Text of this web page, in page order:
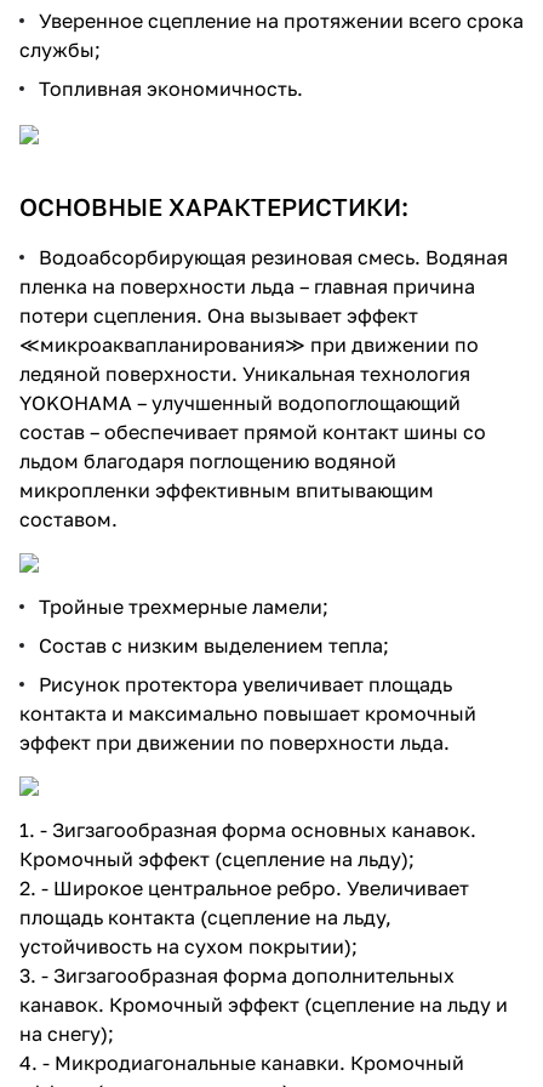
Уверенное сцепление на протяжении всего срока
службы;
Топливная экономичность.
ОСНОВНЫЕ ХАРАКТЕРИСТИКИ:
Водоабсорбирующая резиновая смесь. Водяная
пленка на поверхности льда – главная причина
потери сцепления. Она вызывает эффект
≪микроаквапланирования≫ при движении по
ледяной поверхности. Уникальная технология
YOKOHAMA – улучшенный водопоглощающий
состав – обеспечивает прямой контакт шины со
льдом благодаря поглощению водяной
микропленки эффективным впитывающим
составом.
Тройные трехмерные ламели;
Состав с низким выделением тепла;
Рисунок протектора увеличивает площадь
контакта и максимально повышает кромочный
эффект при движении по поверхности льда.
1. - Зигзагообразная форма основных канавок.
Кромочный эффект (сцепление на льду);
2. - Широкое центральное ребро. Увеличивает
площадь контакта (сцепление на льду,
устойчивость на сухом покрытии);
3. - Зигзагообразная форма дополнительных
канавок. Кромочный эффект (сцепление на льду и
на снегу);
4. - Микродиагональные канавки. Кромочный